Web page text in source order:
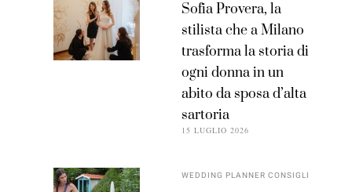
Sofia Provera, la
stilista che a Milano
trasforma la storia di
ogni donna in un
abito da sposa d’alta
sartoria
15 LUGLIO 2026
WEDDING PLANNER CONSIGLI